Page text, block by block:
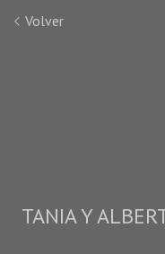
Volver
TANIA Y